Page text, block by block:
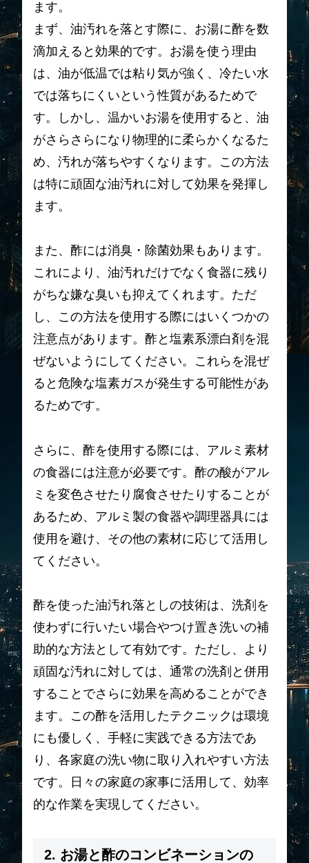
ます。
まず、油汚れを落とす際に、お湯に酢を数
滴加えると効果的です。お湯を使う理由
は、油が低温では粘り気が強く、冷たい水
では落ちにくいという性質があるためで
す。しかし、温かいお湯を使用すると、油
がさらさらになり物理的に柔らかくなるた
め、汚れが落ちやすくなります。この方法
は特に頑固な油汚れに対して効果を発揮し
ます。
また、酢には消臭・除菌効果もあります。
これにより、油汚れだけでなく食器に残り
がちな嫌な臭いも抑えてくれます。ただ
し、この方法を使用する際にはいくつかの
注意点があります。酢と塩素系漂白剤を混
ぜないようにしてください。これらを混ぜ
ると危険な塩素ガスが発生する可能性があ
るためです。
さらに、酢を使用する際には、アルミ素材
の食器には注意が必要です。酢の酸がアル
ミを変色させたり腐食させたりすることが
あるため、アルミ製の食器や調理器具には
使用を避け、その他の素材に応じて活用し
てください。
酢を使った油汚れ落としの技術は、洗剤を
使わずに行いたい場合やつけ置き洗いの補
助的な方法として有効です。ただし、より
頑固な汚れに対しては、通常の洗剤と併用
することでさらに効果を高めることができ
ます。この酢を活用したテクニックは環境
にも優しく、手軽に実践できる方法であ
り、各家庭の洗い物に取り入れやすい方法
です。日々の家庭の家事に活用して、効率
的な作業を実現してください。
2. お湯と酢のコンビネーションの